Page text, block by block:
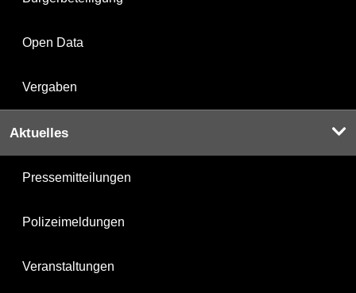
Open Data
Vergaben
Aktuelles
Pressemitteilungen
Polizeimeldungen
Veranstaltungen